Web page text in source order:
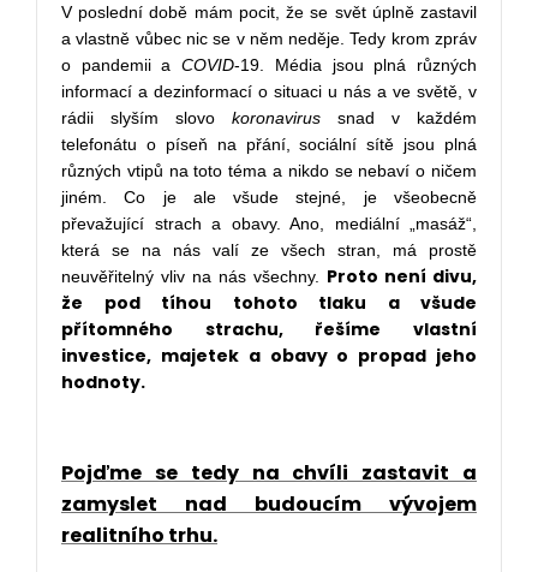
V poslední době mám pocit, že se svět úplně zastavil
a vlastně vůbec nic se v něm neděje. Tedy krom zpráv
o pandemii aCOVID-19. Média jsou plná různých
informací a dezinformací o situaci u nás a ve světě, v
rádii slyším slovo koronavirus snad v každém
telefonátu o píseň na přání, sociální sítě jsou plná
různých vtipů na toto téma a nikdo se nebaví o ničem
jiném. Co je ale všude stejné, je všeobecně
převažující strach a obavy. Ano, mediální „masáž“,
která se na nás valí ze všech stran, má prostě
neuvěřitelný vliv na nás všechny. Proto není divu,
že pod tíhou tohoto tlaku a všude
přítomného strachu, řešíme vlastní
investice, majetek a obavy o propad jeho
hodnoty.
Pojďme se tedy na chvíli zastavit a
zamyslet nad budoucím vývojem
realitního trhu.